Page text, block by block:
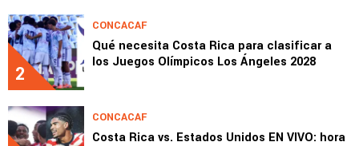
2
CONCACAF
Qué necesita Costa Rica para clasificar a
los Juegos Olímpicos Los Ángeles 2028
CONCACAF
Costa Rica vs. Estados Unidos EN VIVO: hora